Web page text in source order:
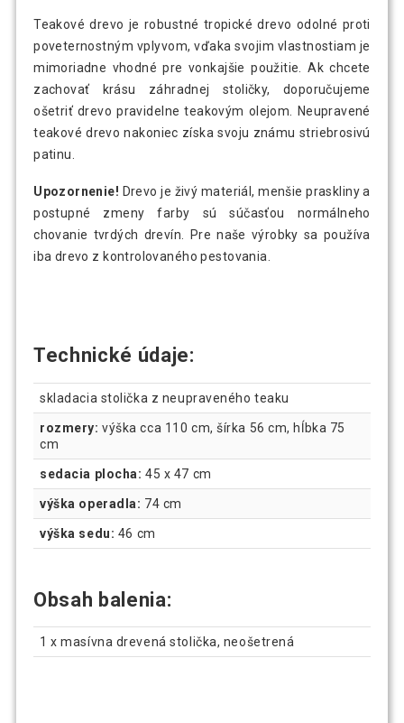
Teakové drevo je robustné tropické drevo odolné proti
poveternostným vplyvom, vďaka svojim vlastnostiam je
mimoriadne vhodné pre vonkajšie použitie. Ak chcete
zachovať krásu záhradnej stoličky, doporučujeme
ošetriť drevo pravidelne teakovým olejom. Neupravené
teakové drevo nakoniec získa svoju známu striebrosivú
patinu.
Upozornenie! Drevo je živý materiál, menšie praskliny a
postupné zmeny farby sú súčasťou normálneho
chovanie tvrdých drevín. Pre naše výrobky sa používa
iba drevo z kontrolovaného pestovania.
Technické údaje:
skladacia stolička z neupraveného teaku
rozmery: výška cca 110 cm, šírka 56 cm, hĺbka 75
cm
sedacia plocha: 45 x 47 cm
výška operadla: 74 cm
výška sedu: 46 cm
Obsah balenia:
1 x masívna drevená stolička, neošetrená